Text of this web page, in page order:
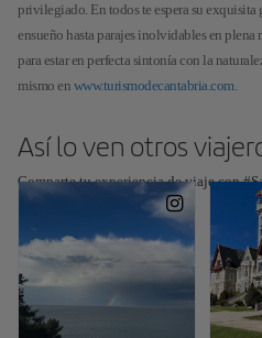
privilegiado. En todos te espera su exquisita
ensueño hasta parajes inolvidables en
para estar en perfecta sintonía con la
mismo en www.turismodecantabria.com.
Así lo ven otros
Comparte tu experiencia de viaje con